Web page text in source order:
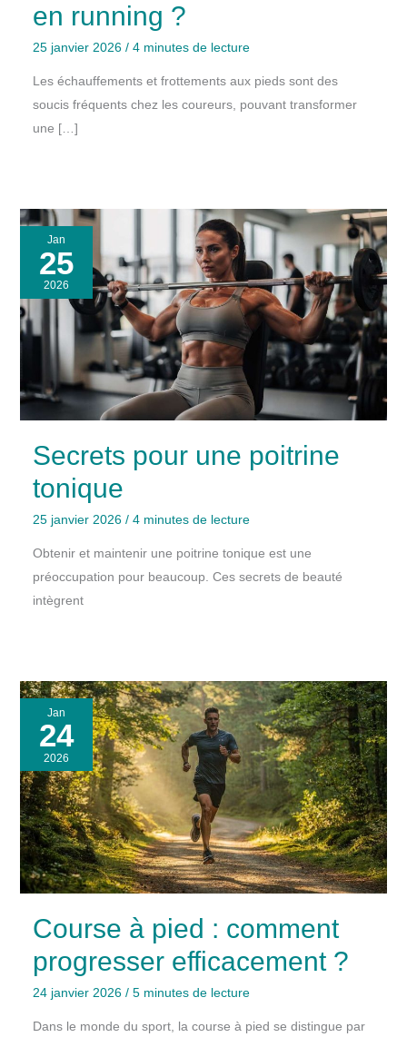
en running ?
25 janvier 2026 / 4 minutes de lecture
Les échauffements et frottements aux pieds sont des
soucis fréquents chez les coureurs, pouvant transformer
une […]
Jan
25
2026
Secrets pour une poitrine
tonique
25 janvier 2026 / 4 minutes de lecture
Obtenir et maintenir une poitrine tonique est une
préoccupation pour beaucoup. Ces secrets de beauté
intègrent
Jan
24
2026
Course à pied : comment
progresser efficacement ?
24 janvier 2026 / 5 minutes de lecture
Dans le monde du sport, la course à pied se distingue par